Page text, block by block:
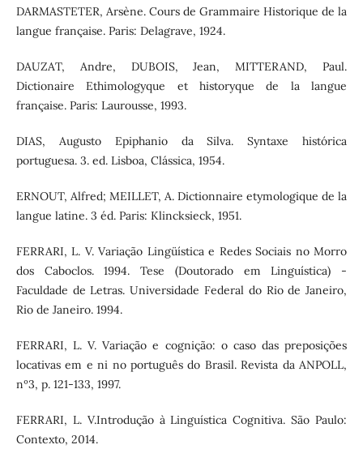
DARMASTETER, Arsène. Cours de Grammaire Historique de la
langue française. Paris: Delagrave, 1924.
DAUZAT, Andre, DUBOIS, Jean, MITTERAND, Paul.
Dictionaire Ethimologyque et historyque de la langue
française. Paris: Laurousse, 1993.
DIAS, Augusto Epiphanio da Silva. Syntaxe histórica
portuguesa. 3. ed. Lisboa, Clássica, 1954.
ERNOUT, Alfred; MEILLET, A. Dictionnaire etymologique de la
langue latine. 3 éd. Paris: Klincksieck, 1951.
FERRARI, L. V. Variação Lingüística e Redes Sociais no Morro
dos Caboclos. 1994. Tese (Doutorado em Linguística) -
Faculdade de Letras. Universidade Federal do Rio de Janeiro,
Rio de Janeiro. 1994.
FERRARI, L. V. Variação e cognição: o caso das preposições
locativas em e ni no português do Brasil. Revista da ANPOLL,
nº3, p. 121-133, 1997.
FERRARI, L. V.Introdução à Linguística Cognitiva. São Paulo:
Contexto, 2014.